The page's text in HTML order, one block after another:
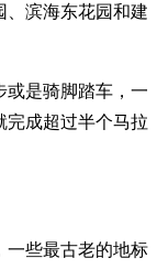
、滨海东花园和建
或是骑脚踏车，一
完成超过半个马拉
一些最古老的地标